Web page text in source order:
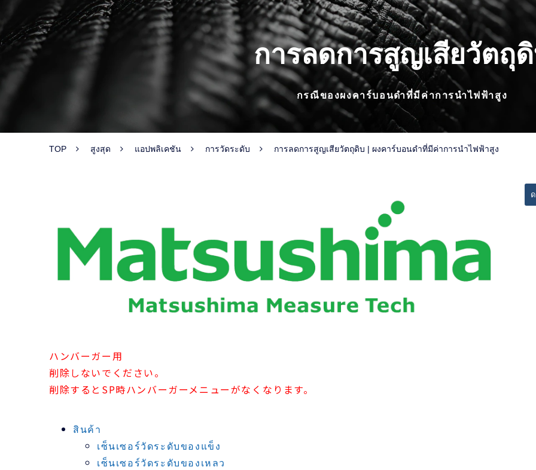
การลดการสูญเสียวัตถุ
กรณีของผงคาร์บอนดำที่มีค่าการนำไฟฟ้าสูง
TOP สูงสุด แอปพลิเคชัน การวัดระดับ การลดการสูญเสียวัตถุดิบ | ผงคาร์บอนดำที่มีค่าการนำไฟฟ้าสูง
ハンバーガー用
削除しないでください。
削除するとSP時ハンバーガーメニューがなくなります。
สินค้า
เซ็นเซอร์วัดระดับของแข็ง
เซ็นเซอร์วัดระดับของเหลว